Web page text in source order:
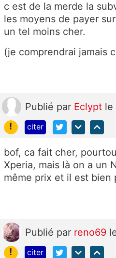
c est de la merde la
les moyens de payer
un tel moins cher.
(je comprendrai jamais
Publié par Eclypt le
!
citer
bof, ca fait cher,
Xperia, mais là on a un
même prix et il est bien
Publié par reno69
!
citer